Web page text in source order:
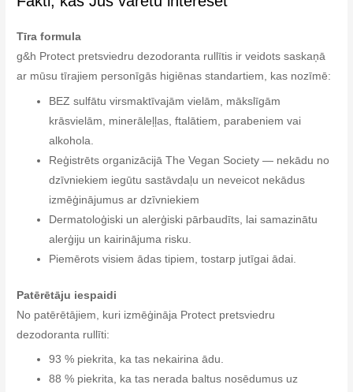
Tīra formula
g&h Protect pretsviedru dezodoranta rullītis ir veidots saskaņā
ar mūsu tīrajiem personīgās higiēnas standartiem, kas nozīmē:
BEZ sulfātu virsmaktīvajām vielām, mākslīgām
krāsvielām, minerāleļļas, ftalātiem, parabeniem vai
alkohola.
Reģistrēts organizācijā The Vegan Society — nekādu no
dzīvniekiem iegūtu sastāvdaļu un neveicot nekādus
izmēģinājumus ar dzīvniekiem
Dermatoloģiski un alerģiski pārbaudīts, lai samazinātu
alerģiju un kairinājuma risku.
Piemērots visiem ādas tipiem, tostarp jutīgai ādai.
Patērētāju iespaidi
No patērētājiem, kuri izmēģināja Protect pretsviedru
dezodoranta rullīti:
93 % piekrita, ka tas nekairina ādu.
88 % piekrita, ka tas nerada baltus nosēdumus uz